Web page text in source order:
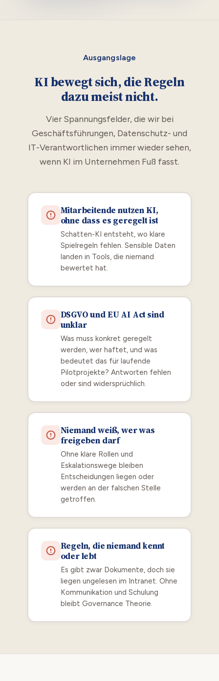
Ausgangslage
KI bewegt sich, die Regeln
dazu meist nicht.
Vier Spannungsfelder, die wir bei
Geschäftsführungen, Datenschutz- und
IT-Verantwortlichen immer wieder sehen,
wenn KI im Unternehmen Fuß fasst.
Mitarbeitende nutzen KI,
ohne dass es geregelt ist
Schatten-KI entsteht, wo klare
Spielregeln fehlen. Sensible Daten
landen in Tools, die niemand
bewertet hat.
DSGVO und EU AI Act sind
unklar
Was muss konkret geregelt
werden, wer haftet, und was
bedeutet das für laufende
Pilotprojekte? Antworten fehlen
oder sind widersprüchlich.
Niemand weiß, wer was
freigeben darf
Ohne klare Rollen und
Eskalationswege bleiben
Entscheidungen liegen oder
werden an der falschen Stelle
getroffen.
Regeln, die niemand kennt
oder lebt
Es gibt zwar Dokumente, doch sie
liegen ungelesen im Intranet. Ohne
Kommunikation und Schulung
bleibt Governance Theorie.